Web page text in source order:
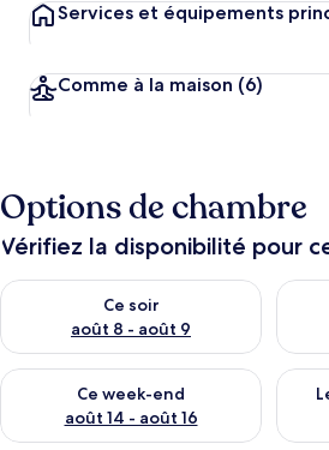
Services et équipements
Comme à la maison (6)
Options de chambre
Vérifiez la disponibilité pour
Ce soir
août 8 - août 9
Vérifier la disponibilité pour ce soir
Ce week-end
août 14 - août 16
Vérifier la disponibilité pour ce week-